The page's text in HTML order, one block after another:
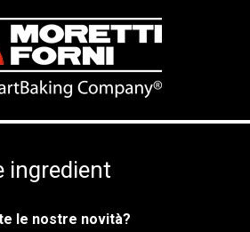
ingredient
le nostre novità?